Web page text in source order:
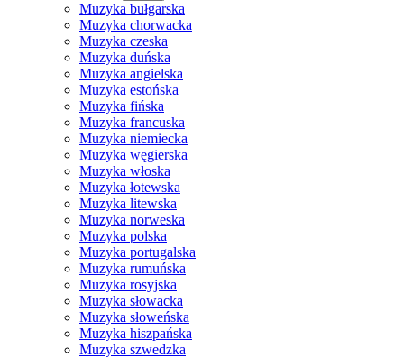
Muzyka bułgarska
Muzyka chorwacka
Muzyka czeska
Muzyka duńska
Muzyka angielska
Muzyka estońska
Muzyka fińska
Muzyka francuska
Muzyka niemiecka
Muzyka węgierska
Muzyka włoska
Muzyka łotewska
Muzyka litewska
Muzyka norweska
Muzyka polska
Muzyka portugalska
Muzyka rumuńska
Muzyka rosyjska
Muzyka słowacka
Muzyka słoweńska
Muzyka hiszpańska
Muzyka szwedzka